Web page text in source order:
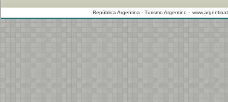
República Argentina - Turismo Argentino -